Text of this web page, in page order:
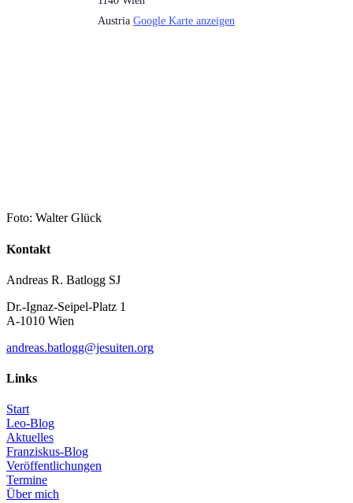
Austria Google Karte anzeigen
Foto: Walter Glück
Kontakt
Andreas R. Batlogg SJ
Dr.-Ignaz-Seipel-Platz 1
A-1010 Wien
andreas.batlogg@jesuiten.org
Links
Start
Leo-Blog
Aktuelles
Franziskus-Blog
Veröffentlichungen
Termine
Über mich